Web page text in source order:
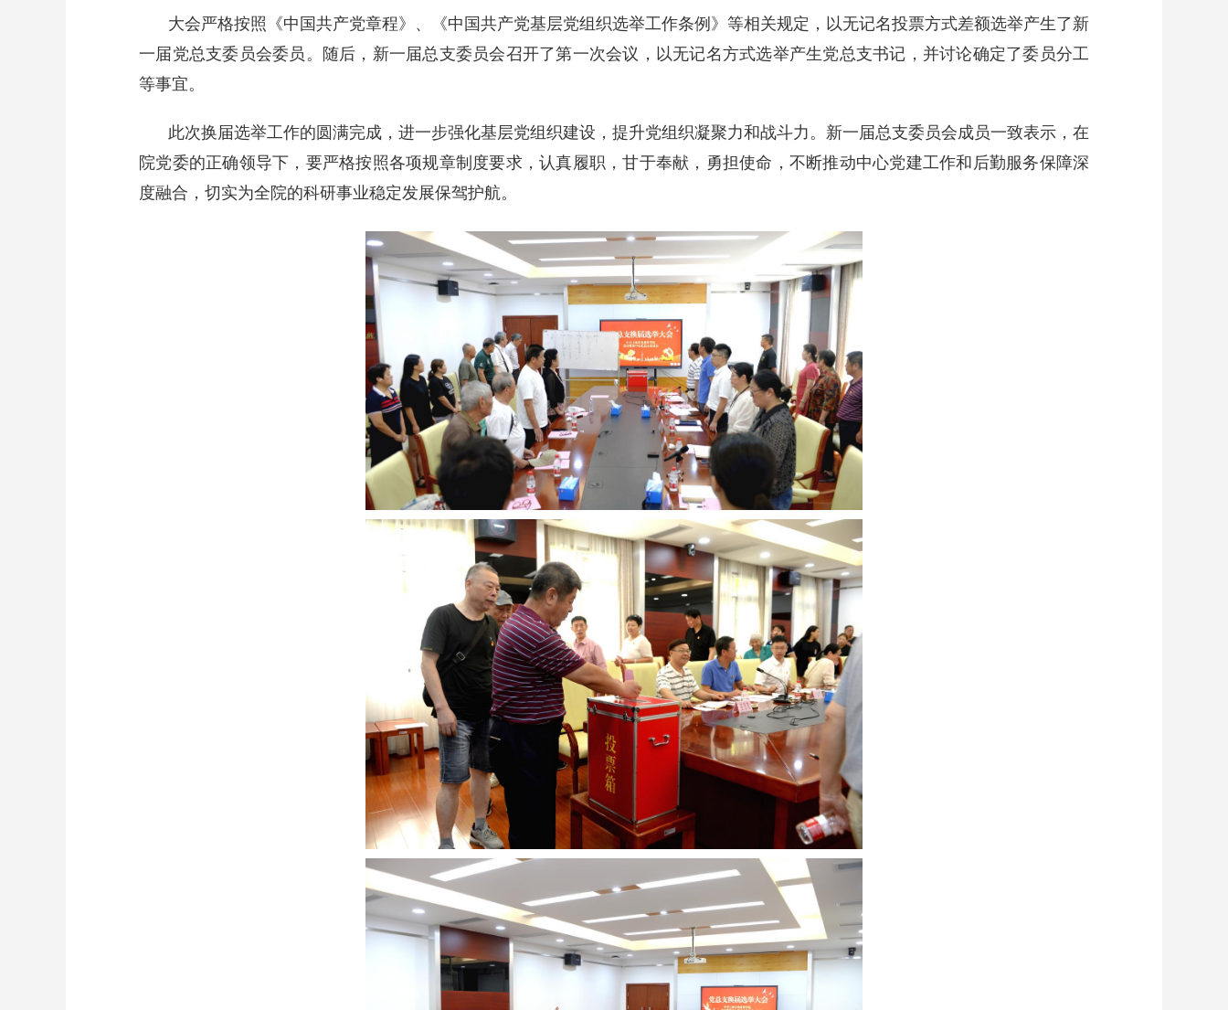
大会严格按照《中国共产党章程》、《中国共产党基层党组织选举工作条例》等相关规定，以无记名投票方式差额选举产生了新
一届党总支委员会委员。随后，新一届总支委员会召开了第一次会议，以无记名方式选举产生党总支书记，并讨论确定了委员分工
等事宜。
此次换届选举工作的圆满完成，进一步强化基层党组织建设，提升党组织凝聚力和战斗力。新一届总支委员会成员一致表示，在
院党委的正确领导下，要严格按照各项规章制度要求，认真履职，甘于奉献，勇担使命，不断推动中心党建工作和后勤服务保障深
度融合，切实为全院的科研事业稳定发展保驾护航。